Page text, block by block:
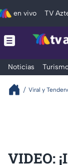
en vivo TV
Noticias
Viral y
VIDEO: